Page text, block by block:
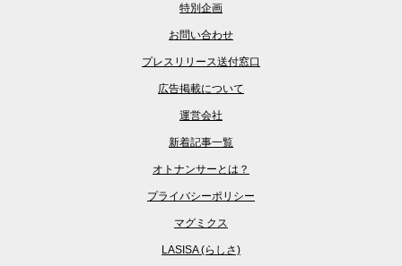
特別企画
お問い合わせ
プレスリリース送付窓口
広告掲載について
運営会社
新着記事一覧
オトナンサーとは？
プライバシーポリシー
マグミクス
LASISA (らしさ)